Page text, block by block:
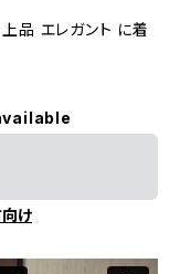
品 エレガント に着
け